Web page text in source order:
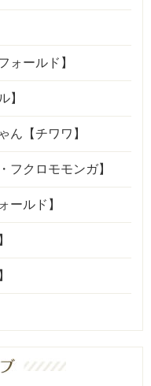
ォールド】
】
ん【チワワ】
フクロモモンガ】
ールド】